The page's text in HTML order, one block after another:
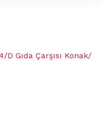
D Gıda Çarşısı Konak/